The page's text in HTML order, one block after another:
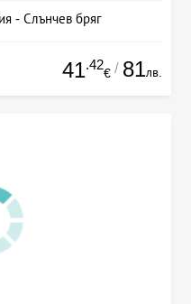
- Слънчев бряг
41.42
€ / 81лв.